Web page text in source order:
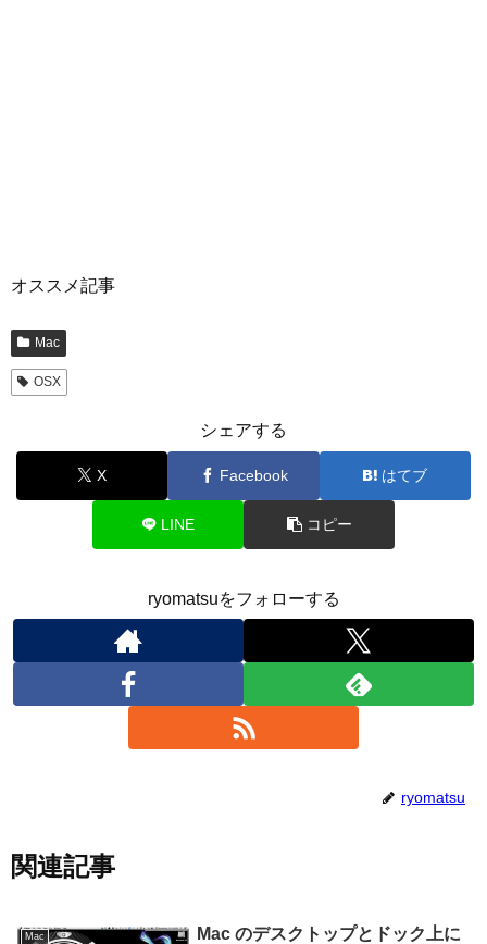
オススメ記事
Mac
OSX
シェアする
X Facebook はてブ
LINE コピー
ryomatsuをフォローする
ryomatsu
関連記事
Mac
Mac のデスクトップとドック上に